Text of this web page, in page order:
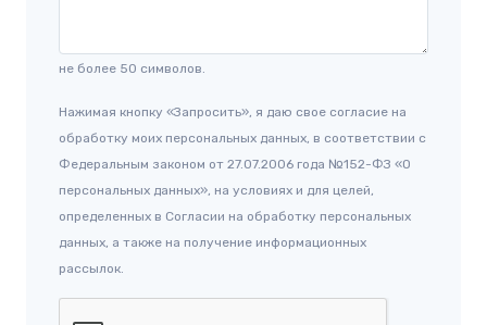
не более 50 символов.
Нажимая кнопку «Запросить», я даю свое согласие на
обработку моих персональных данных, в соответствии с
Федеральным законом от 27.07.2006 года №152-ФЗ «О
персональных данных», на условиях и для целей,
определенных в Согласии на обработку персональных
данных, а также на получение информационных
рассылок.